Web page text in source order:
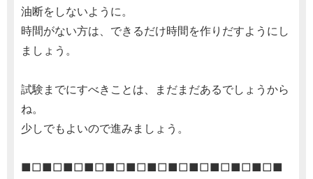
油断をしないように。
時間がない方は、できるだけ時間を作りだすようにし
ましょう。
試験までにすべきことは、まだまだあるでしょうから
ね。
少しでもよいので進みましょう。
■□■□■□■□■□■□■□■□■□■□■□■□■